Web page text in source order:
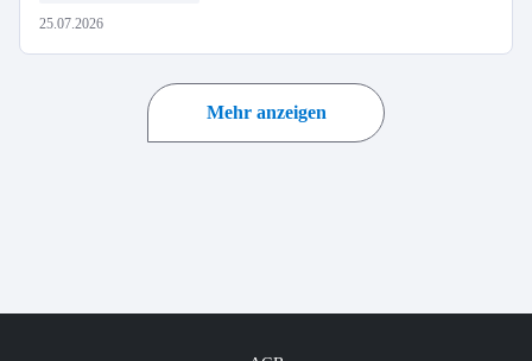
25.07.2026
Mehr anzeigen